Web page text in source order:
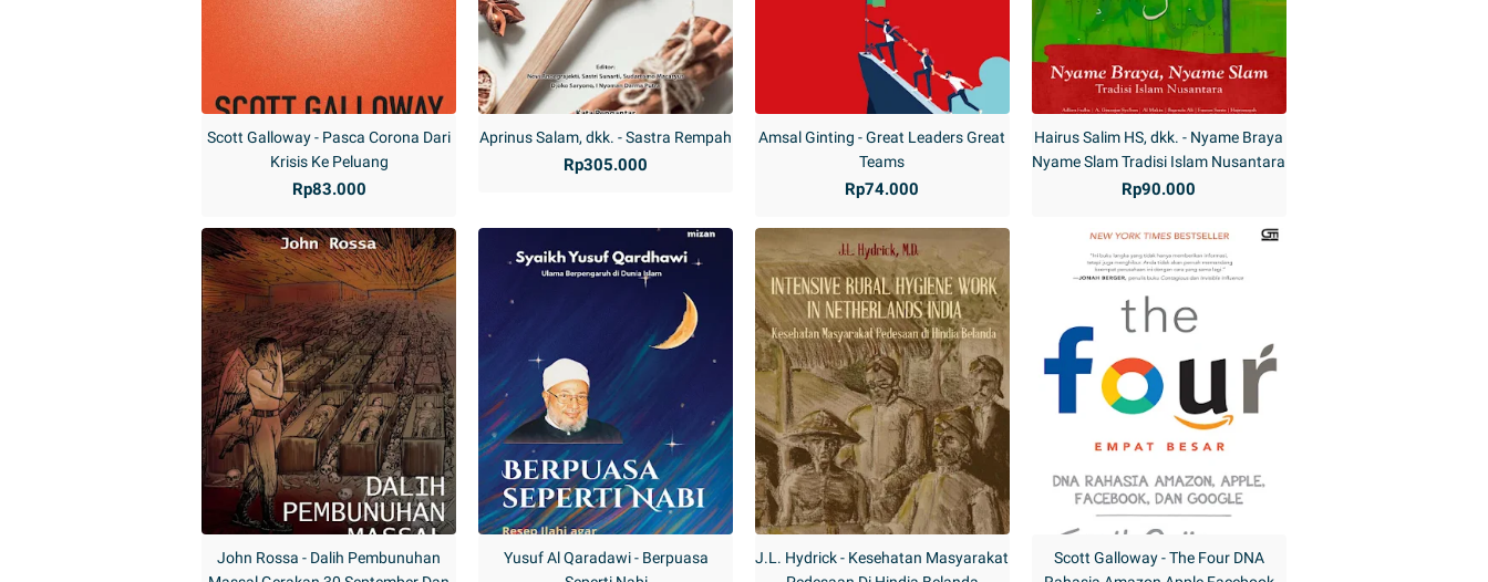
Scott Galloway - Pasca Corona Dari
Krisis Ke Peluang
Rp83.000
Aprinus Salam, dkk. - Sastra Rempah
Rp305.000
Amsal Ginting - Great Leaders Great
Teams
Rp74.000
Hairus Salim HS, dkk. - Nyame Braya
Nyame Slam Tradisi Islam Nusantara
Rp90.000
John Rossa - Dalih Pembunuhan
Yusuf Al Qaradawi - Berpuasa
J.L. Hydrick - Kesehatan Masyarakat
Scott Galloway - The Four DNA